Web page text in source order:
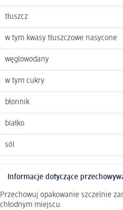
tłuszcz
w tym kwasy tłuszczowe nasycone
węglowodany
w tym cukry
błonnik
białko
sól
Informacje dotyczące
Przechowuj opakowanie szczelnie
chłodnym miejscu.